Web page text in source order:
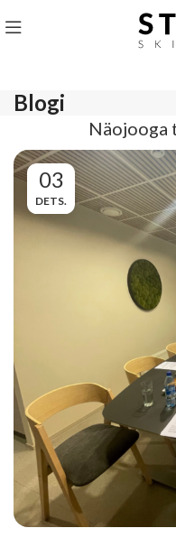
Blogi
Näojooga
03
DETS.